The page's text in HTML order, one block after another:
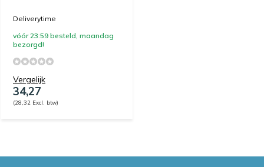
Deliverytime
vóór 23:59 besteld, maandag
bezorgd!
Vergelijk
34,27
(28,32 Excl. btw)